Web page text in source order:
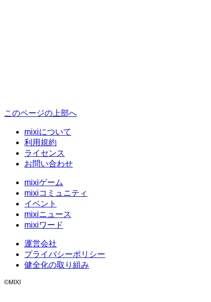
このページの上部へ
mixiについて
利用規約
ライセンス
お問い合わせ
mixiゲーム
mixiコミュニティ
イベント
mixiニュース
mixiワード
運営会社
プライバシーポリシー
健全化の取り組み
©MIXI